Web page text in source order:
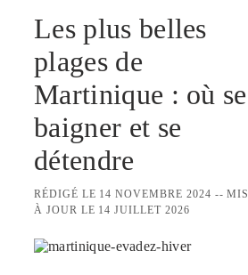
Les plus belles
plages de
Martinique : où se
baigner et se
détendre
RÉDIGÉ LE 14 NOVEMBRE 2024 -- MIS
À JOUR LE 14 JUILLET 2026